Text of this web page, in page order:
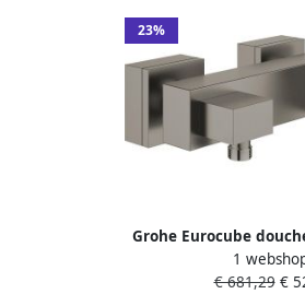
23%
Grohe Eurocube
omstel m.
brushed hard
1
€ 681,29€